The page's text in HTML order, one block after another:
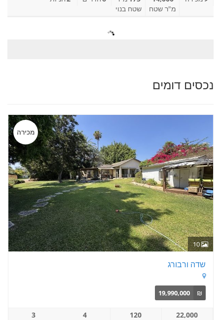
מ"ר שטח
שטח בנוי
נכסים דומים
10
מכירה
שדה ורבורג
₪
19,990,000
22,000
120
4
3